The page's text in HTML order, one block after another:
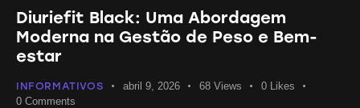
Diuriefit Black: Uma Abordagem
Moderna na Gestão de Peso e Bem-
estar
INFORMATIVOS abril 9, 2026 68 Views 0
Likes
0 Comments